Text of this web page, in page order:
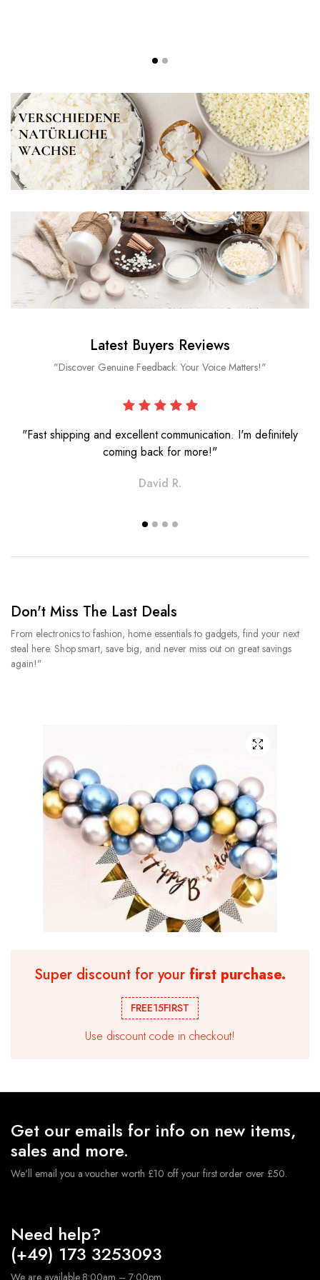
Latest Buyers Reviews
"Discover Genuine Feedback: Your Voice Matters!"
"Fast shipping and excellent communication. I'm definitely
coming back for more!"
David R.
Don't Miss The Last Deals
From electronics to fashion, home essentials to gadgets, find your next
steal here. Shop smart, save big, and never miss out on great savings
again!"
Ballongirlande Geburtstag Ballonbogen Kit Chrom
★ Hochwertige Latexballons , geeignet für Luft und
Geburtstagsfeiern, Jubiläumsfeiern, tägliche
Dekorationen usw.
Super discount for yourfirst purchase.
FREE15FIRST
Use discount code in checkout!
Get our emails for info on new items,
sales and more.
We'll email you a voucher worth £10 off your first order over £50.
Need help?
(+49) 173 3253093